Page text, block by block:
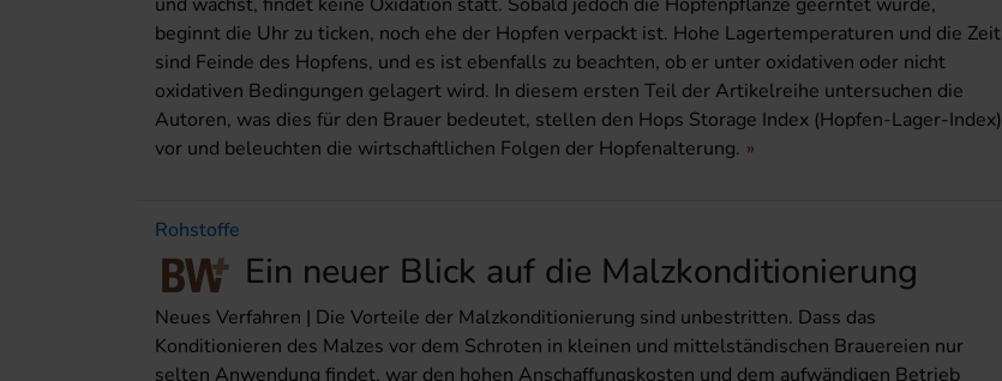
beginnt die Uhr zu ticken, noch ehe der Hopfen verpackt ist. Hohe Lagertemperaturen und die Zeit
sind Feinde des Hopfens, und es ist ebenfalls zu beachten, ob er unter oxidativen oder nicht
oxidativen Bedingungen gelagert wird. In diesem ersten Teil der Artikelreihe untersuchen die
Autoren, was dies für den Brauer bedeutet, stellen den Hops Storage Index (Hopfen-Lager-Index)
vor und beleuchten die wirtschaftlichen Folgen der Hopfenalterung.
Rohstoffe
Ein neuer Blick auf die Malzkonditionierung
Neues Verfahren | Die Vorteile der Malzkonditionierung sind unbestritten. Dass das
Konditionieren des Malzes vor dem Schroten in kleinen und mittelständischen Brauereien nur
selten Anwendung findet, war den hohen Anschaffungskosten und dem aufwändigen Betrieb